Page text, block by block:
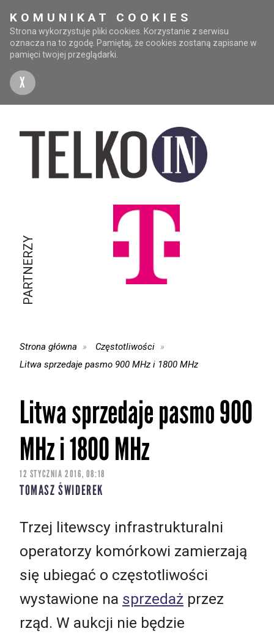
KOMUNIKAT COOKIES
Strona wykorzystuje pliki cookies. Korzystanie z serwisu
oznacza na to zgodę. Pamiętaj, że cookies zostaną zapisane w
pamięci twojej przeglądarki.
X
PARTNERZY
Strona główna
Częstotliwości
Litwa sprzedaje pasmo 900 MHz i 1800 MHz
Litwa sprzedaje pasmo 900
MHz i 1800 MHz
12 STYCZNIA 2016, 08:18
TOMASZ ŚWIDEREK
Trzej litewscy infrastrukturalni
operatorzy komórkowi zamierzają
się ubiegać o częstotliwości
wystawione na sprzedaż przez
rząd. W aukcji nie będzie